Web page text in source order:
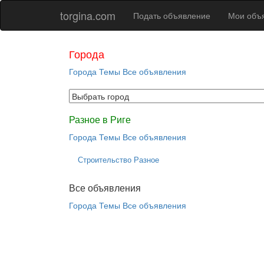
torgina.com Подать объявление Мои
Города
Города Темы Все объявления
Разное в Риге
Города Темы Все объявления
Строительство Разное
Все объявления
Города Темы Все объявления